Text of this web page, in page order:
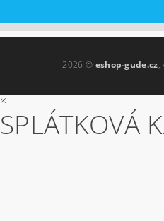
2026 © eshop-gude.cz,
×
SPLÁTKOVÁ